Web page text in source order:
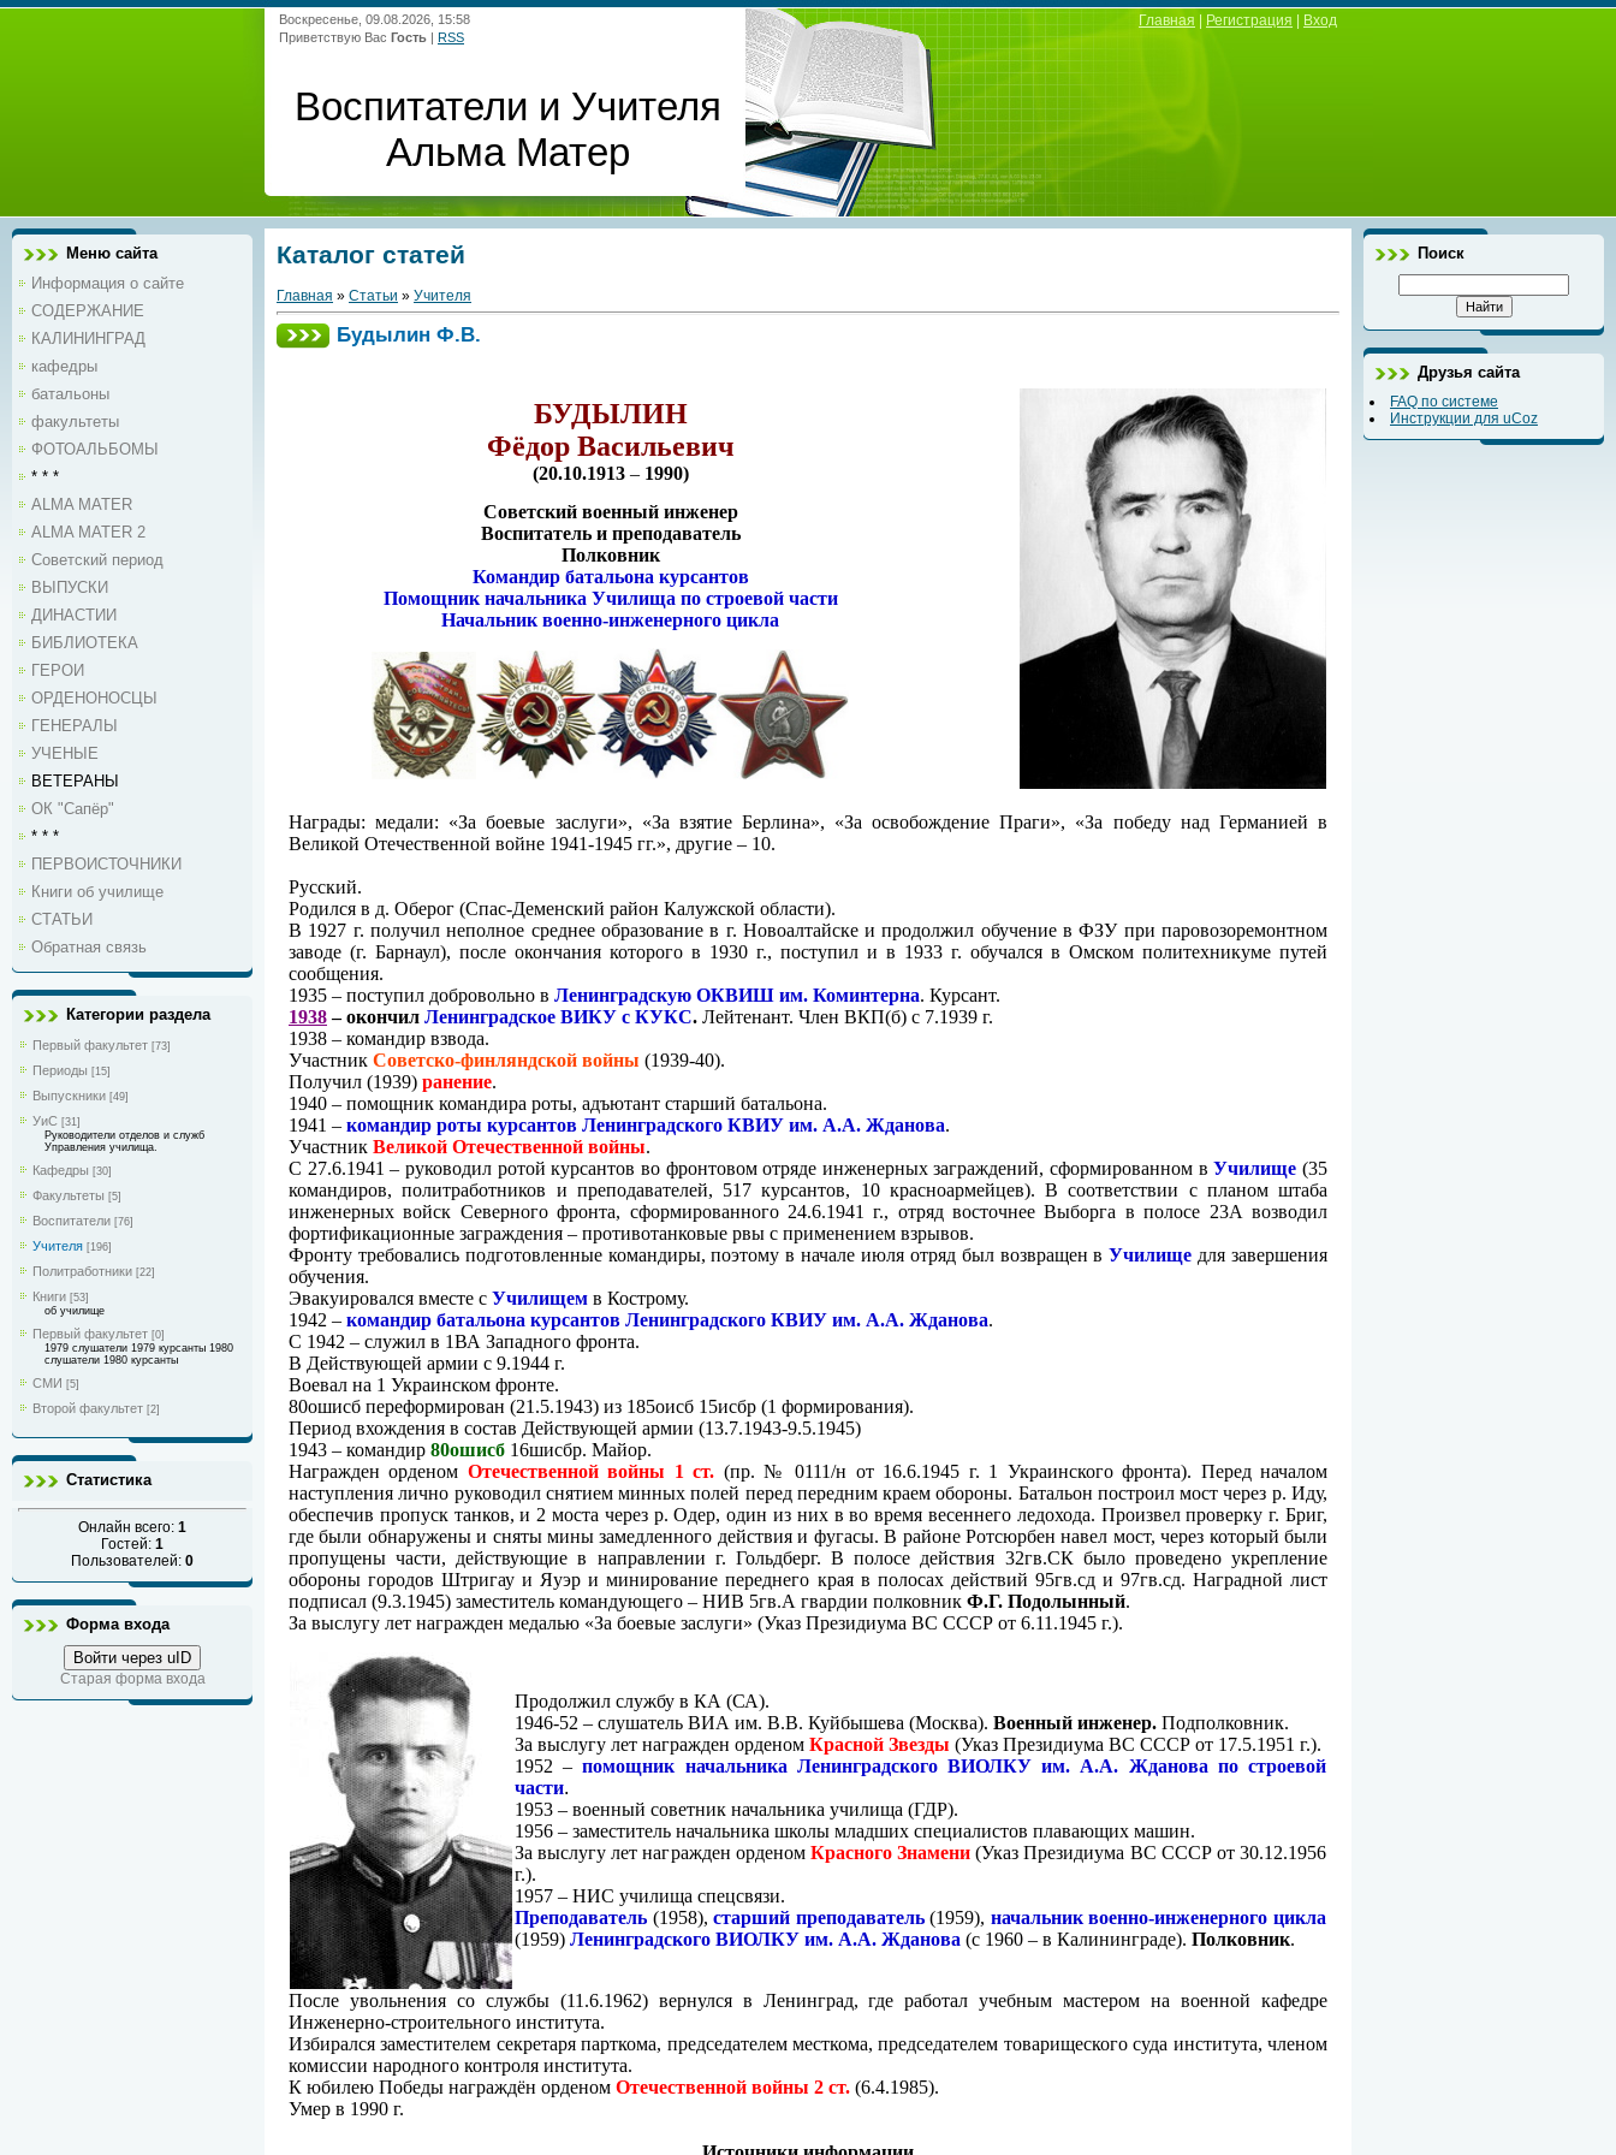
Воскресенье, 09.08.2026, 15:58
Приветствую Вас Гость | RSS
Воспитатели и Учителя
Альма Матер
Главная Регистрация Вход
Меню сайта
Информация о сайте
СОДЕРЖАНИЕ
КАЛИНИНГРАД
кафедры
батальоны
факультеты
ФОТОАЛЬБОМЫ
* * *
ALMA MATER
ALMA MATER 2
Советский период
ВЫПУСКИ
ДИНАСТИИ
БИБЛИОТЕКА
ГЕРОИ
ОРДЕНОНОСЦЫ
ГЕНЕРАЛЫ
УЧЕНЫЕ
ВЕТЕРАНЫ
ОК "Сапёр"
* * *
ПЕРВОИСТОЧНИКИ
Книги об училище
СТАТЬИ
Обратная связь
Категории раздела
Первый факультет [73]
Периоды [15]
Выпускники [49]
УиС [31]
Руководители отделов и служб
Управления училища.
Кафедры [30]
Факультеты [5]
Воспитатели [76]
Учителя [196]
Политработники [22]
Книги [53]
об училище
Первый факультет [0]
1979 слушатели 1979 курсанты 1980
слушатели 1980 курсанты
СМИ [5]
Второй факультет [2]
Статистика
Онлайн всего: 1
Гостей: 1
Пользователей: 0
Форма входа
Войти через uID
Старая форма входа
Каталог статей
Главная » Статьи » Учителя
Будылин Ф.В.
БУДЫЛИН
Фёдор Васильевич
(20.10.1913 –1990)
Советский военный инженер
Воспитатель и преподаватель
Полковник
Командир батальона курсантов
Помощник начальника Училища по строевой части
Начальник военно-инженерного цикла
Награды:медали: «За боевые заслуги», «За взятие Берлина», «За освобождение Праги», «За победу над Германией в
Великой Отечественной войне 1941-1945 гг.», другие – 10.
Русский.
Родился в д. Оберог (Спас-Деменский район Калужской области).
В 1927 г. получил неполное среднее образование в г. Новоалтайске и продолжил обучение в ФЗУ при паровозоремонтном
заводе (г. Барнаул), после окончания которого в 1930 г., поступил и в 1933 г. обучался в Омском политехникуме путей
сообщения.
1935 – поступил добровольно в Ленинградскую ОКВИШ им. Коминтерна. Курсант.
1938– окончил Ленинградское ВИКУ с КУКС. Лейтенант. Член ВКП(б) с 7.1939 г.
1938 – командир взвода.
Участник Советско-финляндской войны (1939-40).
Получил (1939) ранение.
1940 – помощник командира роты, адъютант старший батальона.
1941 – командир роты курсантов Ленинградского КВИУ им. А.А. Жданова.
Участник Великой Отечественной войны.
С 27.6.1941 – руководил ротой курсантов во фронтовом отряде инженерных заграждений, сформированном вУчилище (35
командиров, политработников и преподавателей, 517 курсантов, 10 красноармейцев). В соответствии с планом штаба
инженерных войск Северного фронта, сформированного 24.6.1941 г., отряд восточнее Выборга в полосе 23А возводил
фортификационные заграждения – противотанковые рвы с применением взрывов.
Фронту требовались подготовленные командиры, поэтому в начале июля отряд был возвращен вУчилище для завершения
обучения.
Эвакуировался вместе с Училищем в Кострому.
1942 – командир батальона курсантов Ленинградского КВИУ им. А.А. Жданова.
С 1942 – служил в 1ВА Западного фронта.
В Действующей армии с 9.1944 г.
Воевал на 1 Украинском фронте.
80ошисб переформирован (21.5.1943) из 185оисб 15исбр (1 формирования).
Период вхождения в состав Действующей армии (13.7.1943-9.5.1945)
1943 – командир 80ошисб 16шисбр. Майор.
Награжден орденом Отечественной войны 1 ст. (пр. № 0111/н от 16.6.1945 г. 1 Украинского фронта). Перед началом
наступления лично руководил снятием минных полей перед передним краем обороны. Батальон построил мост через р. Иду,
обеспечив пропуск танков, и 2 моста через р. Одер, один из них в во время весеннего ледохода. Произвел проверку г. Бриг,
где были обнаружены и сняты мины замедленного действия и фугасы. В районе Ротсюрбен навел мост, через который были
пропущены части, действующие в направлении г. Гольдберг. В полосе действия 32гв.СК было проведено укрепление
обороны городов Штригау и Яуэр и минирование переднего края в полосах действий 95гв.сд и 97гв.сд. Наградной лист
подписал (9.3.1945) заместитель командующего – НИВ 5гв.А гвардии полковник Ф.Г. Подолынный.
За выслугу лет награжден медалью «За боевые заслуги» (Указ Президиума ВС СССР от 6.11.1945 г.).
Продолжил службу в КА (СА).
1946-52 – слушатель ВИА им. В.В. Куйбышева (Москва). Военный инженер. Подполковник.
За выслугу лет награжден орденом Красной Звезды (Указ Президиума ВС СССР от 17.5.1951 г.).
1952 –помощник начальника Ленинградского ВИОЛКУ им. А.А. Жданова по строевой
части.
1953 – военный советник начальника училища (ГДР).
1956 – заместитель начальника школы младших специалистов плавающих машин.
За выслугу лет награжден орденом Красного Знамени (Указ Президиума ВС СССР от 30.12.1956
г.).
1957 – НИС училища спецсвязи.
Преподаватель (1958),старший преподаватель(1959), начальник военно-инженерного цикла
(1959) Ленинградского ВИОЛКУ им. А.А. Жданова (с 1960 – в Калининграде). Полковник.
После увольнения со службы (11.6.1962) вернулся в Ленинград, где работал учебным мастером на военной кафедре
Инженерно-строительного института.
Избирался заместителем секретаря парткома, председателем месткома, председателем товарищеского суда института, членом
комиссии народного контроля института.
К юбилею Победы награждён орденом Отечественной войны 2 ст. (6.4.1985).
Умер в 1990 г.
Поиск
Друзья сайта
FAQ по системе
Инструкции для uCoz